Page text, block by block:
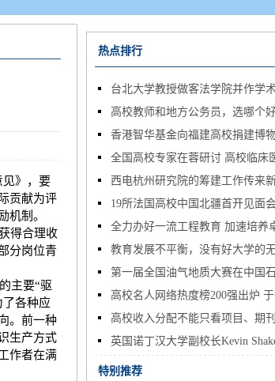
》，要
贡献为评
机制。
得合理收
分岗位青
主要“驱
各种应
。前一种
生产方式
作者在满
热点排行
台北大学教授做客法学院并作学
高校教师和地方公务员，选哪个好
香港智华基金向福建高校捐建博
全国高校专家在蓉研讨 高校临床
怎...西电杭州研究院的筹建工作传来新
多...19所法国高校中国北疆首开见面
全力办好一流工程教育 加速培养
人...教育发展不平衡，没有好大学的
如...第一届全国油气地质大赛在中国
（...高校名人网络热度榜200强出炉
榜...高校收入分配不能只看项目、期
英国诺丁汉大学副校长Kevin
特别推荐